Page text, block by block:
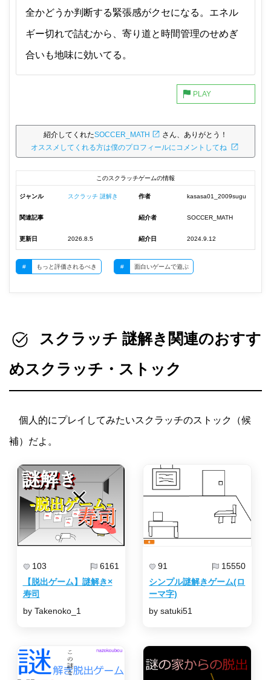
全かどうか判断する緊張感がクセになる。エネル
ギー切れで詰むから、寄り道と時間管理のせめぎ
合いも地味に効いてる。
紹介してくれたSOCCER_MATH
さん、ありがとう！
オススメしてくれる方は僕のプロフィールにコメントしてね
このスクラッチゲームの情報
ジャンル スクラッチ 謎解き 作者 kasasa01_2009sugu
関連記事 紹介者 SOCCER_MATH
更新日 2026.8.5 紹介日 2024.9.12
# もっと評価されるべき # 面白いゲームで遊ぶ
スクラッチ 謎解き関連のおすす
めスクラッチ・ストック
個人的にプレイしてみたいスクラッチのストック（候
補）だよ。
103 6161
【脱出ゲーム】謎解き×
寿司
by Takenoko_1
91 15550
シンプル謎解きゲーム(ロ
ーマ字)
by satuki51